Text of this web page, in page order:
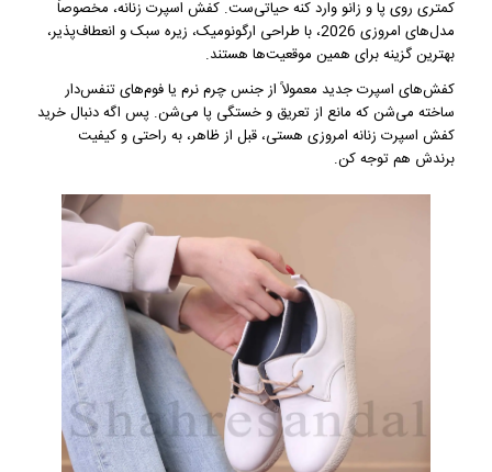
کمتری روی پا و زانو وارد کنه حیاتی‌ست. کفش اسپرت زنانه، مخصوصاً
مدل‌های امروزی 2026، با طراحی ارگونومیک، زیره سبک و انعطاف‌پذیر،
بهترین گزینه برای همین موقعیت‌ها هستند.
کفش‌های اسپرت جدید معمولاً از جنس چرم نرم یا فوم‌های تنفس‌دار
ساخته می‌شن که مانع از تعریق و خستگی پا می‌شن. پس اگه دنبال خرید
کفش اسپرت زنانه امروزی هستی، قبل از ظاهر، به راحتی و کیفیت
برندش هم توجه کن.